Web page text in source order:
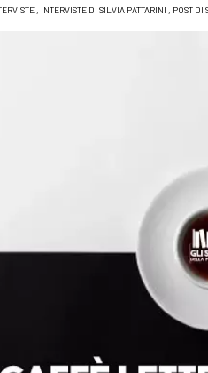
, INTERVISTE DI SILVIA PATTARINI , POST DI